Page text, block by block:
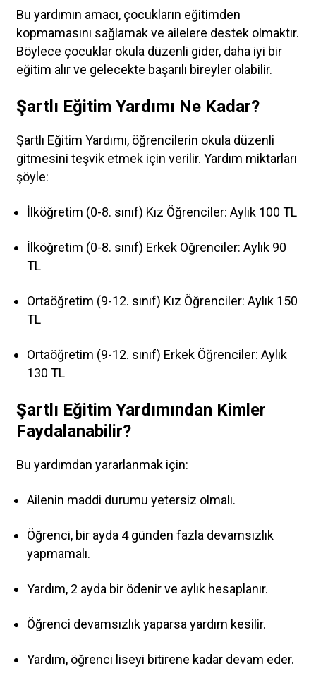
Bu yardımın amacı, çocukların eğitimden
kopmamasını sağlamak ve ailelere destek olmaktır.
Böylece çocuklar okula düzenli gider, daha iyi bir
eğitim alır ve gelecekte başarılı bireyler olabilir.
Şartlı Eğitim Yardımı Ne Kadar?
Şartlı Eğitim Yardımı, öğrencilerin okula düzenli
gitmesini teşvik etmek için verilir. Yardım miktarları
şöyle:
İlköğretim (0-8. sınıf) Kız Öğrenciler: Aylık 100 TL
İlköğretim (0-8. sınıf) Erkek Öğrenciler: Aylık 90
TL
Ortaöğretim (9-12. sınıf) Kız Öğrenciler: Aylık 150
TL
Ortaöğretim (9-12. sınıf) Erkek Öğrenciler: Aylık
130 TL
Şartlı Eğitim Yardımından Kimler
Faydalanabilir?
Bu yardımdan yararlanmak için:
Ailenin maddi durumu yetersiz olmalı.
Öğrenci, bir ayda 4 günden fazla devamsızlık
yapmamalı.
Yardım, 2 ayda bir ödenir ve aylık hesaplanır.
Öğrenci devamsızlık yaparsa yardım kesilir.
Yardım, öğrenci liseyi bitirene kadar devam eder.